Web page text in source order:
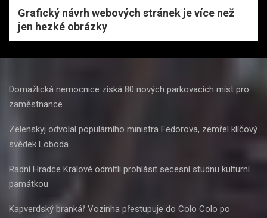
Grafický návrh webových stránek je více než
jen hezké obrázky
Domažlická nemocnice získá 80 nových parkovacích míst pro
zaměstnance
Zelenskyj odvolal populárního ministra Fedorova, zemřel klíčový
svědek Loboda
Radní Hradce Králové odmítli prohlásit secesní studnu kulturní
památkou
Kapverdský brankář Vozinha přestupuje do Colo Colo po